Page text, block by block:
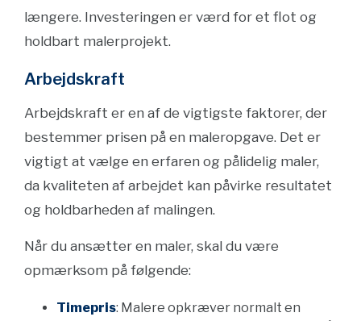
længere. Investeringen er værd for et flot og
holdbart malerprojekt.
Arbejdskraft
Arbejdskraft er en af de vigtigste faktorer, der
bestemmer prisen på en maleropgave. Det er
vigtigt at vælge en erfaren og pålidelig maler,
da kvaliteten af arbejdet kan påvirke resultatet
og holdbarheden af malingen.
Når du ansætter en maler, skal du være
opmærksom på følgende:
Timepris: Malere opkræver normalt en